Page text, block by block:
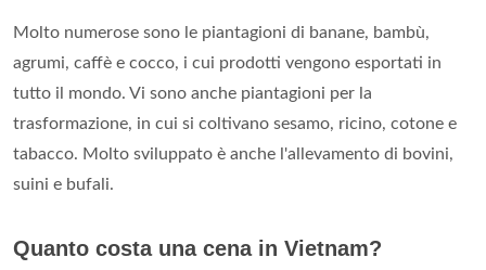
Molto numerose sono le piantagioni di banane, bambù,
agrumi, caffè e cocco, i cui prodotti vengono esportati in
tutto il mondo. Vi sono anche piantagioni per la
trasformazione, in cui si coltivano sesamo, ricino, cotone e
tabacco. Molto sviluppato è anche l'allevamento di bovini,
suini e bufali.
Quanto costa una cena in Vietnam?